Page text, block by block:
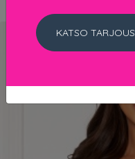
KATSO TARJOUS